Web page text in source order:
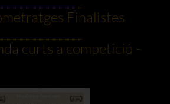
Finalistes
curts a competició -